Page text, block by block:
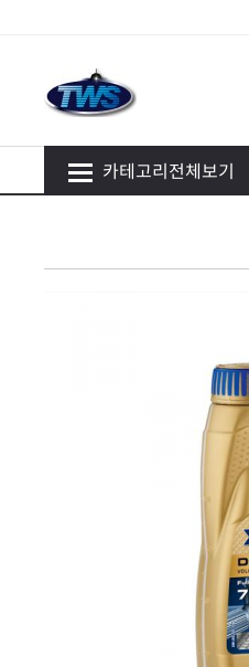
카테고리전체보기